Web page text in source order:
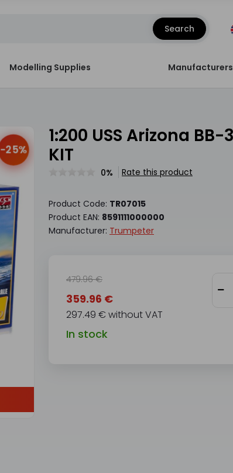
Search
Modelling Supplies Manufacturers
-25%
1:200 USS Arizona BB-39 1941 Battleship R/C
KIT
0% Rate this product
Product Code: TR07015
Product EAN: 8591111000000
Manufacturer: Trumpeter
479.96 €
359.96 €
297.49 € without VAT
In stock